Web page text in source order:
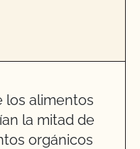
los alimentos
la mitad de
orgánicos